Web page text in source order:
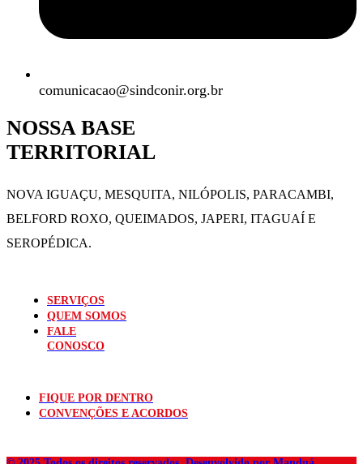
comunicacao@sindconir.org.br
NOSSA BASE
TERRITORIAL
NOVA IGUAÇU, MESQUITA, NILÓPOLIS, PARACAMBI,
BELFORD ROXO, QUEIMADOS, JAPERI, ITAGUAÍ E
SEROPÉDICA.
SERVIÇOS
QUEM SOMOS
FALE
CONOSCO
FIQUE POR DENTRO
CONVENÇÕES E ACORDOS